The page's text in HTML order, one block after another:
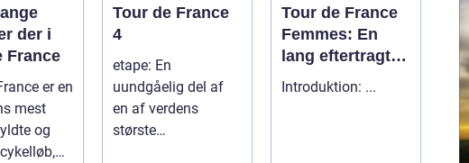
der i
France
er en
mest
og
Tour de France
4
etape: En
uundgåelig del af
en af verdens
største
Tour de France
Femmes: En
lang eftertragtet
kvindelig
Introduktion: ...